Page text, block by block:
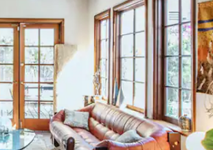
para cima e para baixo do teclado ou